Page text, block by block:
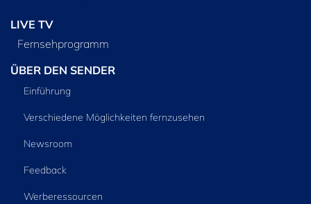
LIVE TV
Fernsehprogramm
ÜBER DEN SENDER
Einführung
Verschiedene Möglichkeiten fernzusehen
Newsroom
Feedback
Werberessourcen